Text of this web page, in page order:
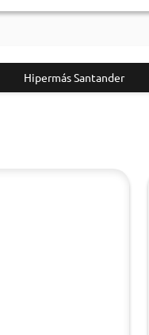
Hipermás Santander